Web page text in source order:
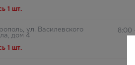
1 шт.
ул. Василевского
дом 4
1 шт.
8:00